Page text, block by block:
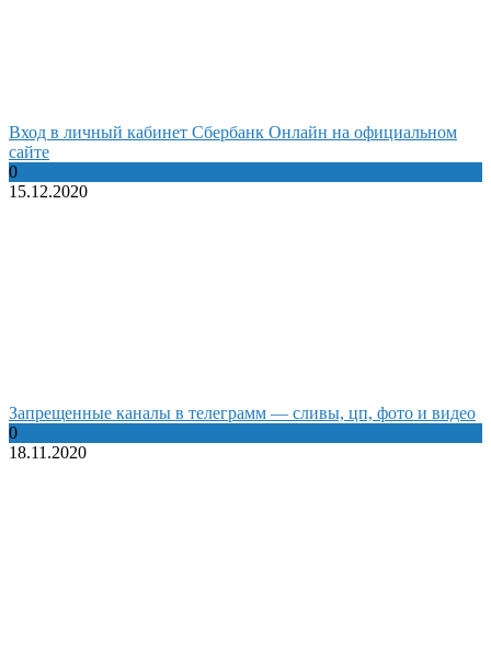
Вход в личный кабинет Сбербанк Онлайн на официальном
сайте
0
15.12.2020
Запрещенные каналы в телеграмм — сливы, цп, фото и видео
0
18.11.2020